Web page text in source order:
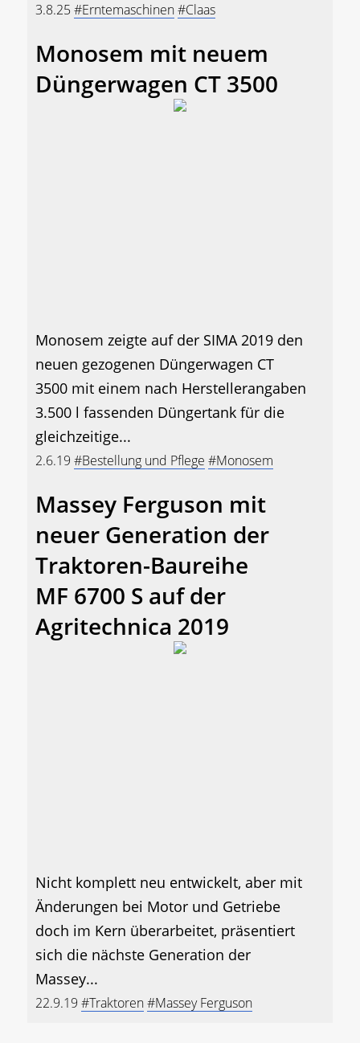
3.8.25#Erntemaschinen#Claas
Monosem mit neuem
Düngerwagen CT 3500
Monosem zeigte auf der SIMA 2019 den
neuen gezogenen Düngerwagen CT
3500 mit einem nach Herstellerangaben
3.500 l fassenden Düngertank für die
gleichzeitige...
2.6.19 #Bestellung und Pflege #Monosem
Massey Ferguson mit
neuer Generation der
Traktoren-Baureihe
MF 6700 S auf der
Agritechnica 2019
Nicht komplett neu entwickelt, aber mit
Änderungen bei Motor und Getriebe
doch im Kern überarbeitet, präsentiert
sich die nächste Generation der
Massey...
22.9.19 #Traktoren#Massey Ferguson